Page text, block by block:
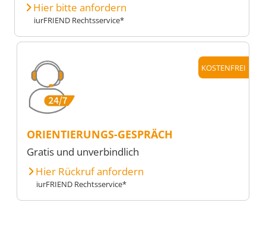
Hier bitte anfordern
iurFRIEND Rechtsservice*
KOSTENFREI
ORIENTIERUNGS-GESPRÄCH
Gratis und unverbindlich
Hier Rückruf anfordern
iurFRIEND Rechtsservice*